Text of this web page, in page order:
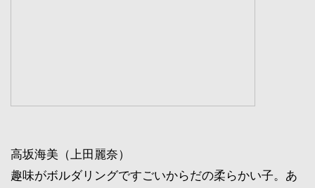
高坂海美（上田麗奈）
趣味がボルダリングですごいからだの柔らかい子。あ